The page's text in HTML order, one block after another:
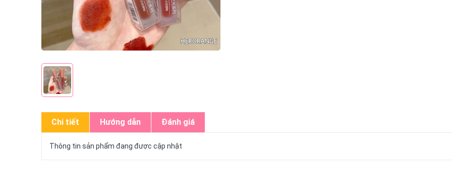
Chi tiết Hướng dẫn Đánh giá
Thông tin sản phẩm đang được cập nhật